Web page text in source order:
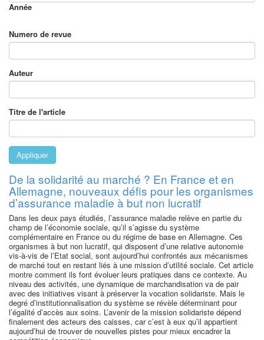
Année
Numero de revue
Auteur
Titre de l'article
Appliquer
De la solidarité au marché ? En France et en
Allemagne, nouveaux défis pour les organismes
d’assurance maladie à but non lucratif
Dans les deux pays étudiés, l’assurance maladie relève en partie du
champ de l’économie sociale, qu’il s’agisse du système
complémentaire en France ou du régime de base en Allemagne. Ces
organismes à but non lucratif, qui disposent d’une relative autonomie
vis-à-vis de l’Etat social, sont aujourd’hui confrontés aux mécanismes
de marché tout en restant liés à une mission d’utilité sociale. Cet article
montre comment ils font évoluer leurs pratiques dans ce contexte. Au
niveau des activités, une dynamique de marchandisation va de pair
avec des initiatives visant à préserver la vocation solidariste. Mais le
degré d’institutionnalisation du système se révèle déterminant pour
l’égalité d’accès aux soins. L’avenir de la mission solidariste dépend
finalement des acteurs des caisses, car c’est à eux qu’il appartient
aujourd’hui de trouver de nouvelles pistes pour mieux encadrer la